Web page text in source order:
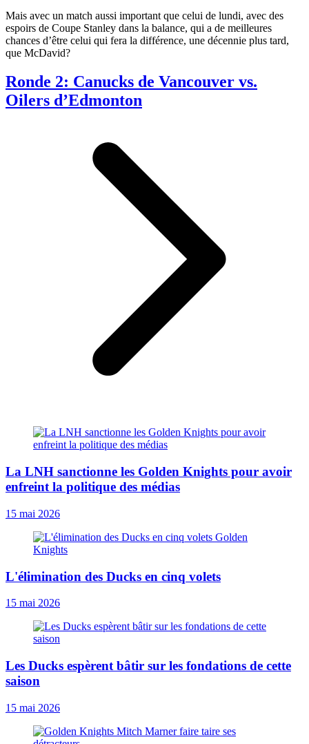
Mais avec un match aussi important que celui de lundi, avec des
espoirs de Coupe Stanley dans la balance, qui a de meilleures
chances d’être celui qui fera la différence, une décennie plus tard,
que McDavid?
Ronde 2: Canucks de Vancouver vs.
Oilers d’Edmonton
La LNH sanctionne les Golden Knights pour avoir
enfreint la politique des médias
15 mai 2026
L'élimination des Ducks en cinq volets
15 mai 2026
Les Ducks espèrent bâtir sur les fondations de cette
saison
15 mai 2026